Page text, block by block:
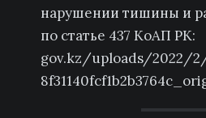
нарушении тишины и
по статье 437 КоАП РК:
gov.kz/uploads/2022/